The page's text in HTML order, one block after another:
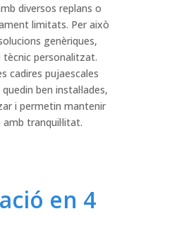
diversos replans o
limitats. Per això
genèriques,
personalitzat.
cadires pujaescales
ben instal·lades,
i permetin mantenir
tranquil·litat.
en 4